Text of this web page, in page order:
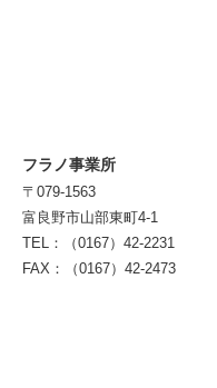
フラノ事業所
〒079-1563
富良野市山部東町4-1
TEL：（0167）42-2231
FAX：（0167）42-2473